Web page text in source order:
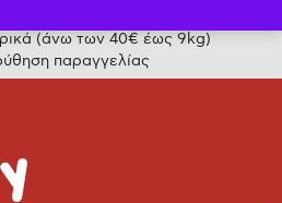
(άνω των 40€ έως 9kg)
παραγγελίας